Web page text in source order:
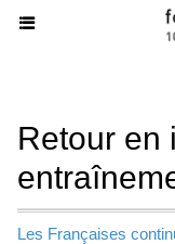
Retour en
Les Françaises